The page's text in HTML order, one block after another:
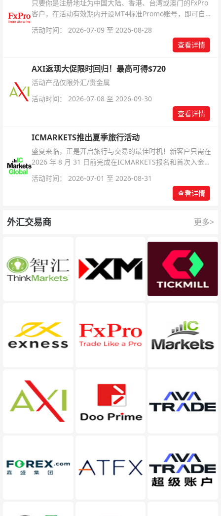
只要你是注册地址为中国大陆、香港、台湾或澳门的FxPro
客户，在活动有效期内开设MT4标准Promo账号，即可自动
活动时间： 2026-07-09 至 2026-08-28
查看详情
AXI返现大促限时回归！最高可得$720
活动产品仅限外汇/贵金属
活动时间： 2026-07-08 至 2026-09-30
查看详情
ICMARKETS推出夏季旅行活动
盛夏来临，正是开启旅行与交易的最佳时机！新客户只需在
2026 年 8 月 31 日前完成在ICMARKETS报名和首次入金即
活动时间： 2026-07-01 至 2026-08-31
查看详情
外汇交易商 更多>